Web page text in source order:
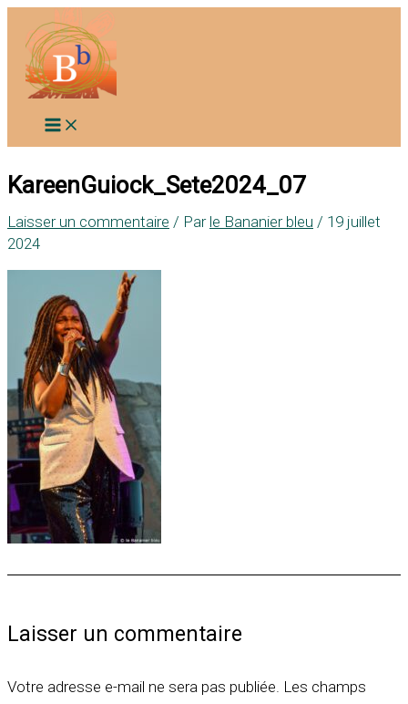
contenu
KareenGuiock_Sete2024_07
Laisser un commentaire / Par le Bananier bleu / 19 juillet
2024
Laisser un commentaire
Votre adresse e-mail ne sera pas publiée. Les champs